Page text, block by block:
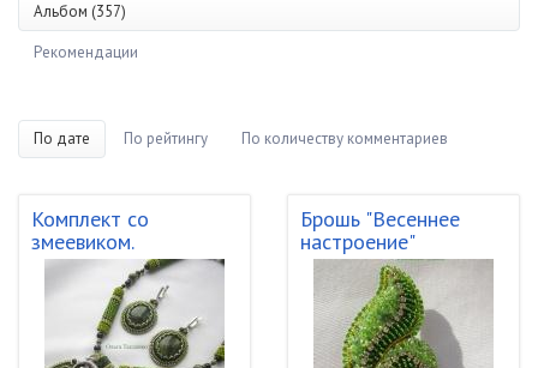
Альбом (357)
Рекомендации
По дате По рейтингу По количеству комментариев
Комплект со
змеевиком.
Брошь "Весеннее
настроение"